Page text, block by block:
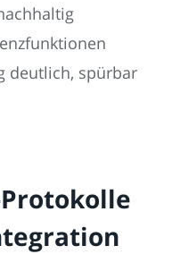
deutlich, spürbar